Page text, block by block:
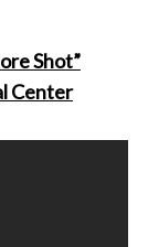
Shot”
Center